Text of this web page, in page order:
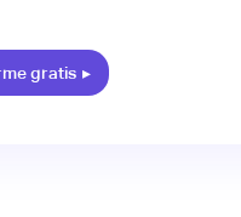
gratis ▸